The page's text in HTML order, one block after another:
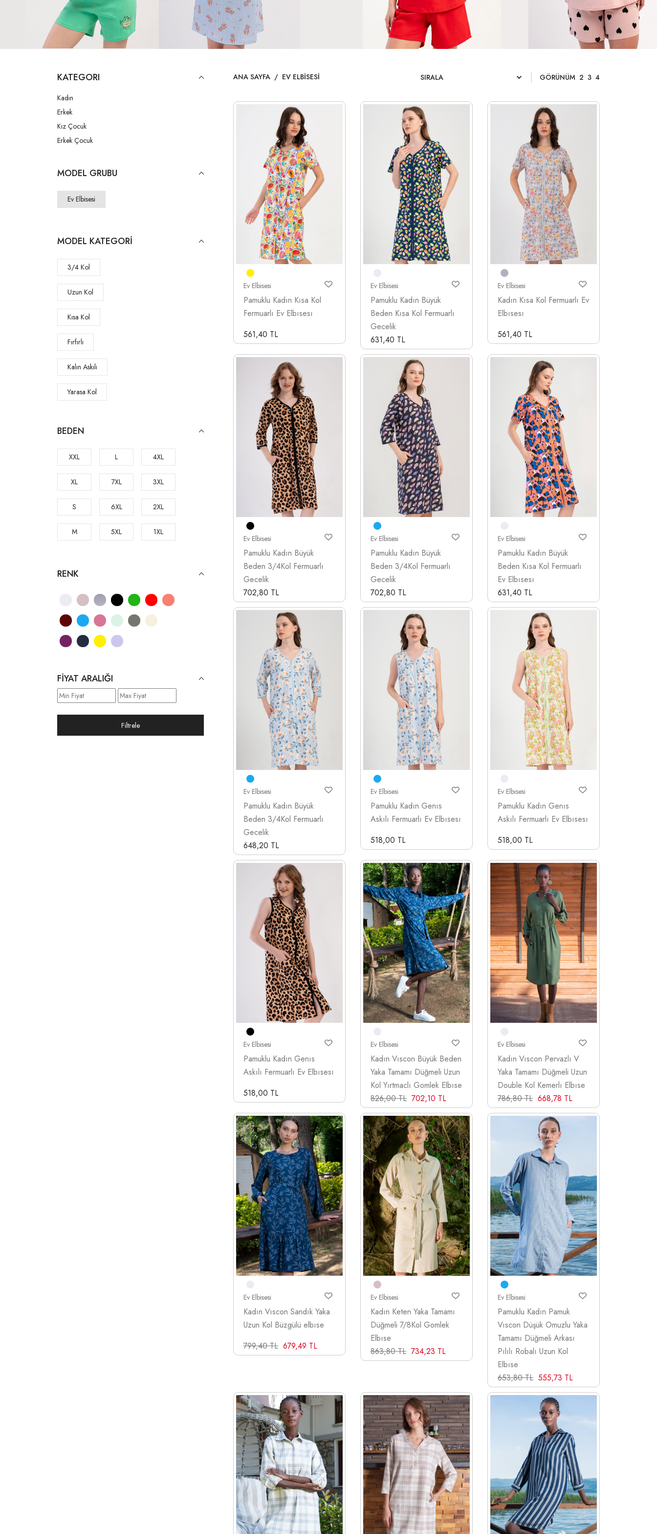
KATEGORI
Kadın
Erkek
Kız Çocuk
Erkek Çocuk
MODEL GRUBU
Ev Elbisesi
MODEL KATEGORI
3/4 Kol
Uzun Kol
Kısa Kol
Fırfırlı
Kalın Askılı
Yarasa Kol
BEDEN
XXL L 4XL
XL 7XL 3XL
S 6XL 2XL
M 5XL 1XL
RENK
FIYAT ARALIĞI
Filtrele
ANA SAYFA / EV ELBISESI GÖRÜNÜM 2 3 4
Ev Elbisesi
Pamuklu Kadın Kısa Kol
Fermuarlı Ev Elbısesı
561,40 TL
Ev Elbisesi
Pamuklu Kadın Büyük
Beden Kısa Kol Fermuarlı
Gecelik
631,40 TL
Ev Elbisesi
Kadın Kısa Kol Fermuarlı Ev
Elbısesı
561,40 TL
Ev Elbisesi
Pamuklu Kadın Büyük
Beden 3/4Kol Fermuarlı
Gecelik
702,80 TL
Ev Elbisesi
Pamuklu Kadın Büyük
Beden 3/4Kol Fermuarlı
Gecelik
702,80 TL
Ev Elbisesi
Pamuklu Kadın Büyük
Beden Kısa Kol Fermuarlı
Ev Elbısesı
631,40 TL
Ev Elbisesi
Pamuklu Kadın Büyük
Beden 3/4Kol Fermuarlı
Gecelik
648,20 TL
Ev Elbisesi
Pamuklu Kadın Genıs
Askılı Fermuarlı Ev Elbısesı
518,00 TL
Ev Elbisesi
Pamuklu Kadın Genıs
Askılı Fermuarlı Ev Elbısesı
518,00 TL
Ev Elbisesi
Pamuklu Kadın Genıs
Askılı Fermuarlı Ev Elbısesı
518,00 TL
Ev Elbisesi
Kadın Vıscon Büyük Beden
Yaka Tamamı Düğmeli Uzun
Kol Yırtmaclı Gomlek Elbıse
826,00 TL 702,10 TL
Ev Elbisesi
Kadın Vıscon Pervazlı V
Yaka Tamamı Düğmeli Uzun
Double Kol Kemerlı Elbıse
786,80 TL 668,78 TL
Ev Elbisesi
Kadın Vıscon Sandık Yaka
Uzun Kol Büzgülü elbıse
799,40 TL 679,49 TL
Ev Elbisesi
Kadın Keten Yaka Tamamı
Düğmeli 7/8Kol Gomlek
Elbıse
863,80 TL 734,23 TL
Ev Elbisesi
Pamuklu Kadın Pamuk
Vıscon Düşük Omuzlu Yaka
Tamamı Düğmeli Arkası
Pılılı Robalı Uzun Kol
Elbıse
653,80 TL 555,73 TL